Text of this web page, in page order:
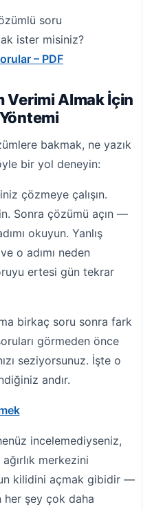
soru
ister misiniz?
– PDF
Verimi Almak İçin
bakmak, ne yazık
bir yol deneyin:
çözmeye çalışın.
Sonra çözümü açın —
okuyun. Yanlış
o adımı neden
ertesi gün tekrar
birkaç soru sonra fark
görmeden önce
seziyorsunuz. İşte o
andır.
incelemediyseniz,
merkezini
kilidini açmak gibidir —
her şey çok daha